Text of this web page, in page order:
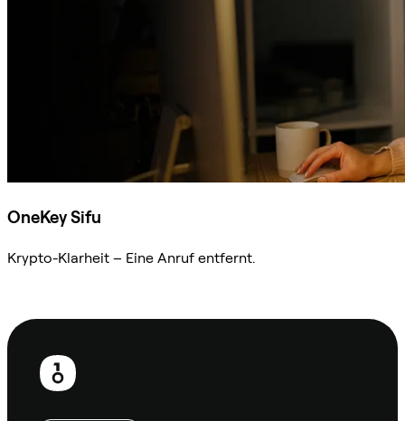
OneKey Sifu
Krypto-Klarheit – Eine Anruf entfernt.
Fußzeile